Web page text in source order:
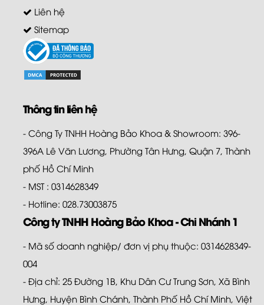
Liên hệ
Sitemap
Thông tin liên hệ
- Công Ty TNHH Hoàng Bảo Khoa & Showroom: 396-
396A Lê Văn Lương, Phường Tân Hưng, Quận 7, Thành
phố Hồ Chí Minh
- MST : 0314628349
- Hotline: 028.73003875
Công ty TNHH Hoàng Bảo Khoa - Chi Nhánh 1
- Mã số doanh nghiệp/ đơn vị phụ thuộc: 0314628349-
004
- Địa chỉ: 25 Đường 1B, Khu Dân Cư Trung Sơn, Xã Bình
Hưng, Huyện Bình Chánh, Thành Phố Hồ Chí Minh, Việt